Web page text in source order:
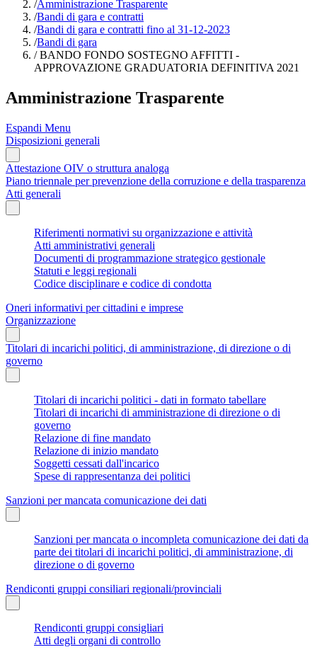
/Amministrazione Trasparente
/Bandi di gara e contratti
/Bandi di gara e contratti fino al 31-12-2023
/Bandi di gara
/BANDO FONDO SOSTEGNO AFFITTI -
APPROVAZIONE GRADUATORIA DEFINITIVA 2021
Amministrazione Trasparente
Espandi Menu
Disposizioni generali
Attestazione OIV o struttura analoga
Piano triennale per prevenzione della corruzione e della trasparenza
Atti generali
Riferimenti normativi su organizzazione e attività
Atti amministrativi generali
Documenti di programmazione strategico gestionale
Statuti e leggi regionali
Codice disciplinare e codice di condotta
Oneri informativi per cittadini e imprese
Organizzazione
Titolari di incarichi politici, di amministrazione, di direzione o di
governo
Titolari di incarichi politici - dati in formato tabellare
Titolari di incarichi di amministrazione di direzione o di
governo
Relazione di fine mandato
Relazione di inizio mandato
Soggetti cessati dall'incarico
Spese di rappresentanza dei politici
Sanzioni per mancata comunicazione dei dati
Sanzioni per mancata o incompleta comunicazione dei dati da
parte dei titolari di incarichi politici, di amministrazione, di
direzione o di governo
Rendiconti gruppi consiliari regionali/provinciali
Rendiconti gruppi consigliari
Atti degli organi di controllo